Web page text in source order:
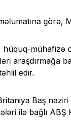
görə,
hüquq-mühafizə
araşdırmağa
edir.
Baş
ilə bağlı ABŞ